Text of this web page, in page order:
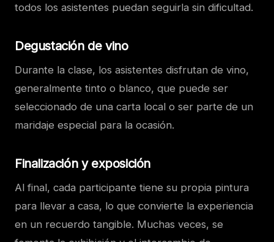
todos los asistentes puedan seguirla sin dificultad.
Degustación de vino
Durante la clase, los asistentes disfrutan de vino,
generalmente tinto o blanco, que puede ser
seleccionado de una carta local o ser parte de un
maridaje especial para la ocasión.
Finalización y exposición
Al final, cada participante tiene su propia pintura
para llevar a casa, lo que convierte la experiencia
en un recuerdo tangible. Muchas veces, se